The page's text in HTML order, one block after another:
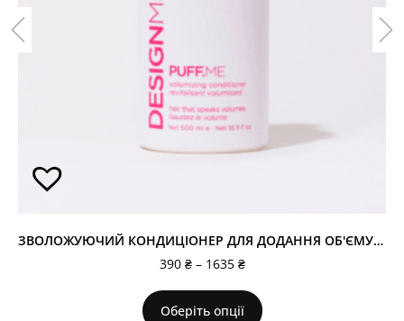
ЗВОЛОЖУЮЧИЙ КОНДИЦІОНЕР ДЛЯ ДОДАННЯ ОБ'ЄМУ PUFF.ME
390 ₴ – 1635 ₴
Оберіть опції